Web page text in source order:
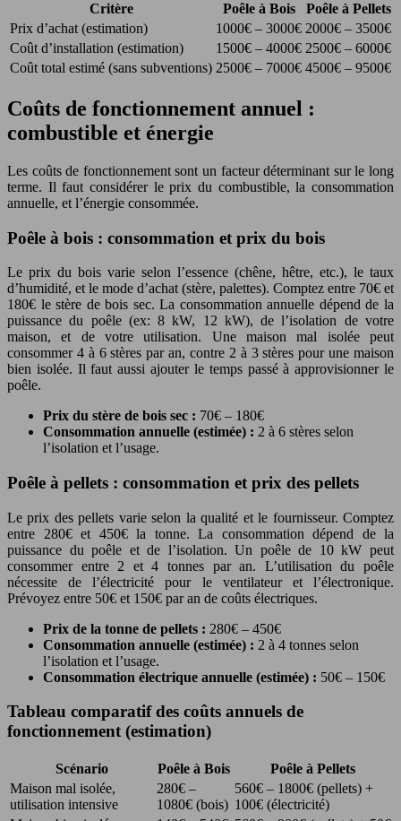
Critère Poêle à Bois
Poêle à Pellets
Prix d’achat (estimation)
1000€ – 3000€ 2000€ – 3500€
Coût d’installation (estimation)
1500€ – 4000€ 2500€ – 6000€
Coût total estimé (sans subventions) 2500€ – 7000€ 4500€ – 9500€
Coûts de fonctionnement annuel :
combustible et énergie
Les coûts de fonctionnement sont un facteur déterminant sur le long
terme. Il faut considérer le prix du combustible, la consommation
annuelle, et l’énergie consommée.
Poêle à bois : consommation et prix du bois
Le prix du bois varie selon l’essence (chêne, hêtre, etc.), le taux
d’humidité, et le mode d’achat (stère, palettes). Comptez entre 70€ et
180€ le stère de bois sec. La consommation annuelle dépend de la
puissance du poêle (ex: 8 kW, 12 kW), de l’isolation de votre
maison, et de votre utilisation. Une maison mal isolée peut
consommer 4 à 6 stères par an, contre 2 à 3 stères pour une maison
bien isolée. Il faut aussi ajouter le temps passé à approvisionner le
poêle.
Prix du stère de bois sec : 70€ – 180€
Consommation annuelle (estimée) : 2 à 6 stères selon
l’isolation et l’usage.
Poêle à pellets : consommation et prix des pellets
Le prix des pellets varie selon la qualité et le fournisseur. Comptez
entre 280€ et 450€ la tonne. La consommation dépend de la
puissance du poêle et de l’isolation. Un poêle de 10 kW peut
consommer entre 2 et 4 tonnes par an. L’utilisation du poêle
nécessite de l’électricité pour le ventilateur et l’électronique.
Prévoyez entre 50€ et 150€ par an de coûts électriques.
Prix de la tonne de pellets : 280€ – 450€
Consommation annuelle (estimée) : 2 à 4 tonnes selon
l’isolation et l’usage.
Consommation électrique annuelle (estimée) : 50€ – 150€
Tableau comparatif des coûts annuels de
fonctionnement (estimation)
Scénario Poêle à Bois
Poêle à Pellets
Maison mal isolée,
utilisation intensive
280€ –
1080€ (bois)
560€ – 1800€ (pellets) +
100€ (électricité)